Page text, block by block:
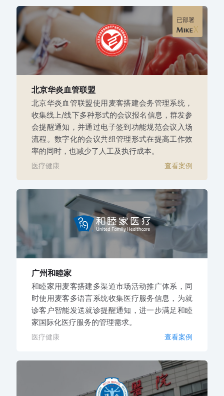
已部署
北京华炎血管联盟
北京华炎血管联盟使用麦客搭建会务管理系统，
收集线上/线下多种形式的会议报名信息，群发参
会提醒通知，并通过电子签到功能规范会议入场
流程。数字化的会议共组管理形式在提高工作效
率的同时，也减少了人工及执行成本。
医疗健康 查看案例
广州和睦家
和睦家用麦客搭建多渠道市场活动推广体系，同
时使用麦客多语言系统收集医疗服务信息，为就
诊客户智能发送就诊提醒通知，进一步满足和睦
家国际化医疗服务的管理需求。
医疗健康 查看案例